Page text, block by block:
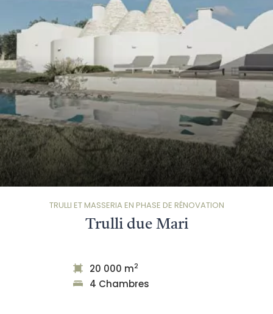
TRULLI ET MASSERIA EN PHASE DE RÉNOVATION
Trulli due Mari
20 000 m2
4 Chambres